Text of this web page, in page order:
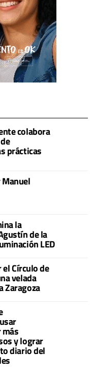
colabora
prácticas
la
de la
LED
el Círculo de
velada
Zaragoza
y lograr
diario del